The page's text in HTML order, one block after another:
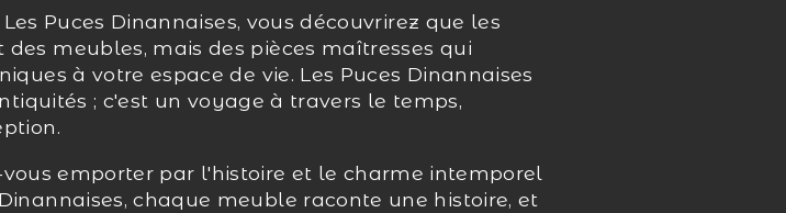
Puces Dinannaises, vous découvrirez que les
meubles, mais des pièces maîtresses qui
à votre espace de vie. Les Puces Dinannaises
; c'est un voyage à travers le temps,
emporter par l'histoire et le charme intemporel
chaque meuble raconte une histoire, et